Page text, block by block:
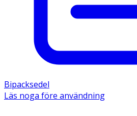
Bipacksedel
Läs noga före användning